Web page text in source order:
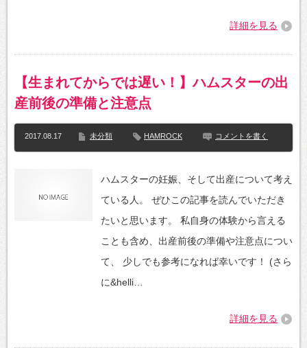
詳細を見る
【生まれてからでは遅い！】ハムスターの出
産前後の準備と注意点
2017.08.17 未分類 HAMROCK コメントを書く
ハムスターの妊娠、そして出産について考え
ている人。 ぜひこの記事を読んでいただき
たいと思います。 私自身の体験から言える
ことも含め、出産前後の準備や注意点につい
て、 少しでも参考になれば幸いです！ (さら
に&helli…
詳細を見る